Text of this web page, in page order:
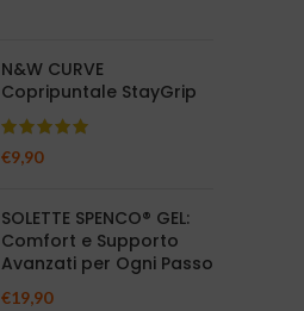
N&W CURVE
Copripuntale StayGrip
€9,90
SOLETTE SPENCO® GEL:
Comfort e Supporto
Avanzati per Ogni Passo
€19,90